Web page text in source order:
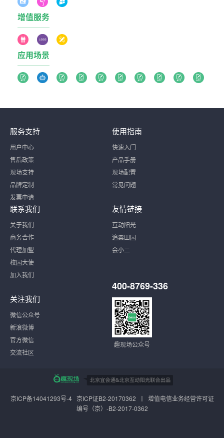
增值服务
应用场景
服务支持
用户中心
售后政策
现场支持
品牌定制
发票申请
使用指南
快速入门
产品手册
现场配置
常见问题
联系我们
关于我们
商务合作
代理加盟
校园大使
加入我们
友情链接
互动阳光
追粟田园
会小二
关注我们
微信公众号
新浪微博
官方微信
交流社区
400-8769-336
趣现场公众号
京ICP备14041293号-4京ICP证B2-20170362 丨 增值电信业务经营许可证
编号（京）-B2-2017-0362